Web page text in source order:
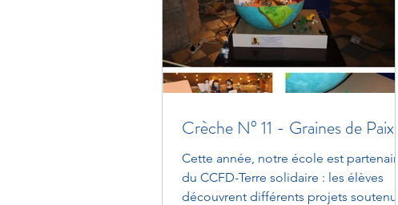
Crèche N° 11 - Graines de Paix
Cette année, notre école est partenaire
du CCFD-Terre solidaire : les élèves
découvrent différents projets soutenus